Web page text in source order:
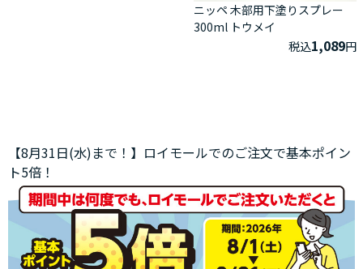
ニッペ 木部用下塗りスプレー
300ml トウメイ
税込1,089円
【8月31日(水)まで！】ロイモールでのご注文で基本ポイン
ト5倍！